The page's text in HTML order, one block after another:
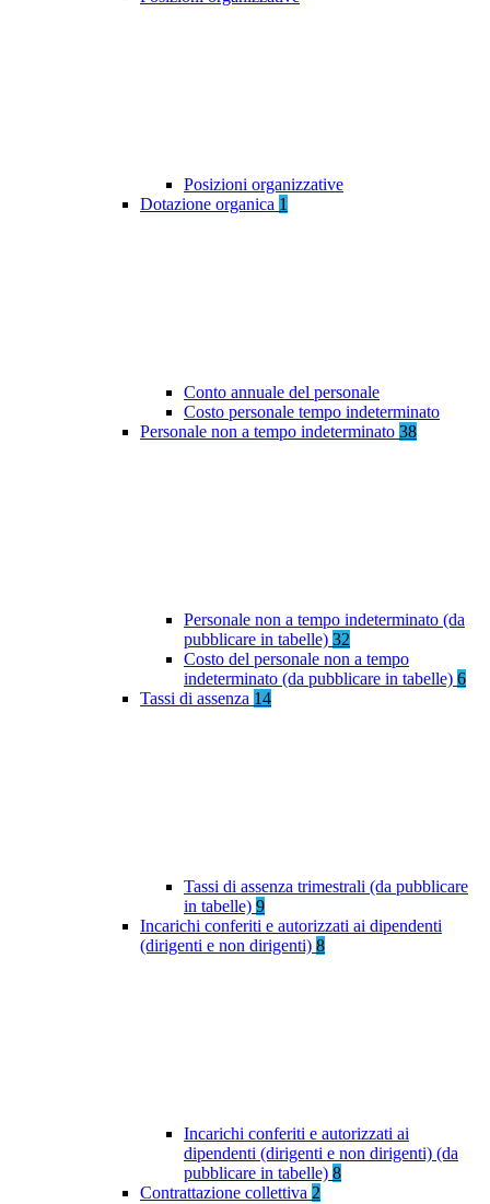
Posizioni organizzative
Dotazione organica 1
Conto annuale del personale
Costo personale tempo indeterminato
Personale non a tempo indeterminato 38
Personale non a tempo indeterminato (da
pubblicare in tabelle) 32
Costo del personale non a tempo
indeterminato (da pubblicare in tabelle) 6
Tassi di assenza 14
Tassi di assenza trimestrali (da pubblicare
in tabelle) 9
Incarichi conferiti e autorizzati ai dipendenti
(dirigenti e non dirigenti) 8
Incarichi conferiti e autorizzati ai
dipendenti (dirigenti e non dirigenti) (da
pubblicare in tabelle) 8
Contrattazione collettiva 2